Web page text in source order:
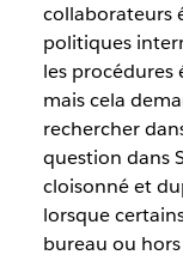
collaborateurs
politiques
les procédures
mais cela
rechercher
question dans
cloisonné et
lorsque
bureau ou